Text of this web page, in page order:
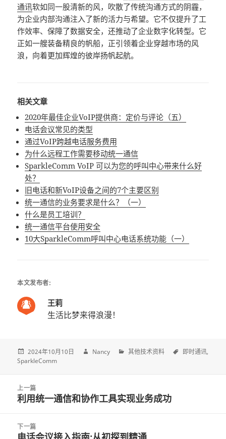
通讯软如同一股清新的风，吹散了传统沟通方式的阴霾，
为企业内部沟通注入了新的活力与希望。它不仅提升了工
作效率、保障了数据安全，还推动了企业数字化转型。它
正如一艘装备精良的帆船，正引领着企业穿越市场的风
浪，向着更加辉煌的彼岸扬帆起航。
相关文章
2020年最佳企业VoIP提供商：定价与评论（五）
电话会议常见的类型
通过VoIP跨越电话服务费用
为什么远程工作需要移动统一通信
SparkleComm VoIP 可以为您的呼叫中心带来什么好
处？
旧电话和新VoIP设备之间的7个主要区别
统一通信的业务要求是什么？（一）
什么是员工培训？
统一通信平台使用安全
10大SparkleComm呼叫中心电话系统功能（一）
本文发布者:
王莉
生活比梦来得浪漫！
2024年10月10日 Nancy 其他技术资料
即时通讯
SparkleComm
navigation
上一篇
上
篇
文
利用统一通信和协作工具实现业务成功
下一篇